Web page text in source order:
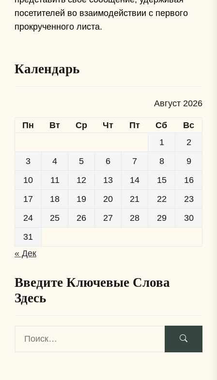
посетителей во взаимодействии с первого
прокрученного листа.
Календарь
Август 2026
Пн Вт Ср Чт Пт Сб
Вс
1
2
3
4 5 6 7 8
9
10
11 12 13 14 15
16
17
18 19 20 21 22
23
24
25 26 27 28 29
30
31
« Дек
Введите Ключевые Слова
Здесь